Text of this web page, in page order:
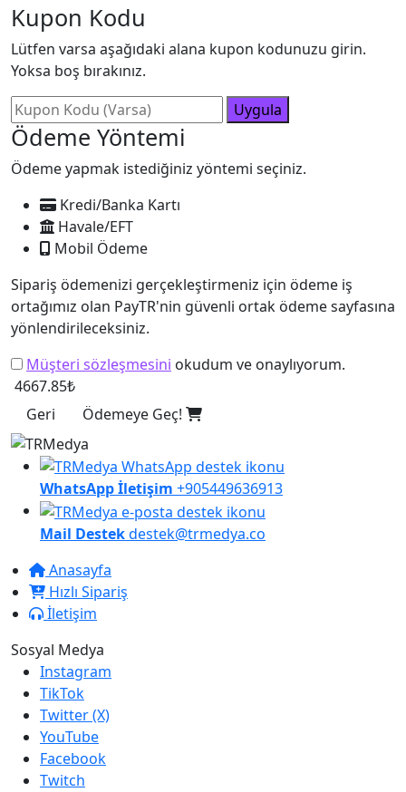
Kupon Kodu
Lütfen varsa aşağıdaki alana kupon kodunuzu girin.
Yoksa boş bırakınız.
Uygula
Ödeme Yöntemi
Ödeme yapmak istediğiniz yöntemi seçiniz.
Kredi/Banka Kartı
Havale/EFT
Mobil Ödeme
Sipariş ödemenizi gerçekleştirmeniz için ödeme iş
ortağımız olan PayTR'nin güvenli ortak ödeme sayfasına
yönlendirileceksiniz.
Müşteri sözleşmesini okudum ve onaylıyorum.
4667.85₺
Geri
Ödemeye Geç!
WhatsApp İletişim +905449636913
Mail Destekdestek@trmedya.co
Anasayfa
Hızlı Sipariş
İletişim
Sosyal Medya
Instagram
TikTok
Twitter (X)
YouTube
Facebook
Twitch